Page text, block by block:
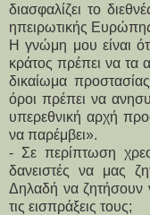
διασφαλίζει το
ηπειρωτικής
Η γνώμη μου είναι
κράτος πρέπει να τα
δικαίωμα
όροι πρέπει να
υπερεθνική αρχή
να παρέμβει».
- Σε περίπτωση
δανειστές να μας
Δηλαδή να ζητήσουν
τις εισπράξεις τους;